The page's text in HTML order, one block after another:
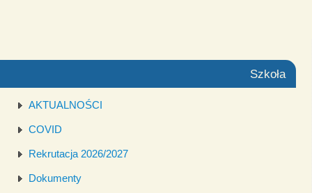
Szkoła
AKTUALNOŚCI
COVID
Rekrutacja 2026/2027
Dokumenty